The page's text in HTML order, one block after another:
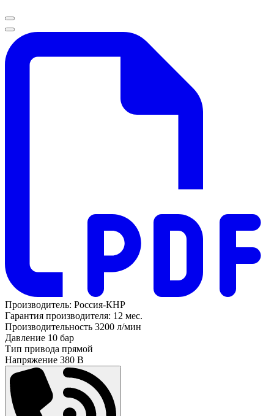
Производитель: Россия-КНР
Гарантия производителя: 12 мес.
Производительность 3200 л/мин
Давление 10 бар
Тип привода прямой
Напряжение 380 В